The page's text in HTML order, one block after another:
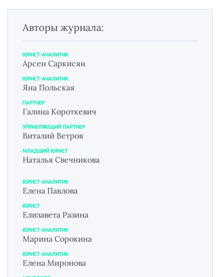
Авторы журнала:
ЮРИСТ-АНАЛИТИК
Арсен Саркисян
ЮРИСТ-АНАЛИТИК
Яна Польская
ПАРТНЕР
Галина Короткевич
УПРАВЛЯЮЩИЙ ПАРТНЕР
Виталий Ветров
МЛАДШИЙ ЮРИСТ
Наталья Свечникова
ЮРИСТ-АНАЛИТИК
Елена Павлова
ЮРИСТ
Елизавета Разина
ЮРИСТ-АНАЛИТИК
Марина Сорокина
ЮРИСТ-АНАЛИТИК
Елена Миронова